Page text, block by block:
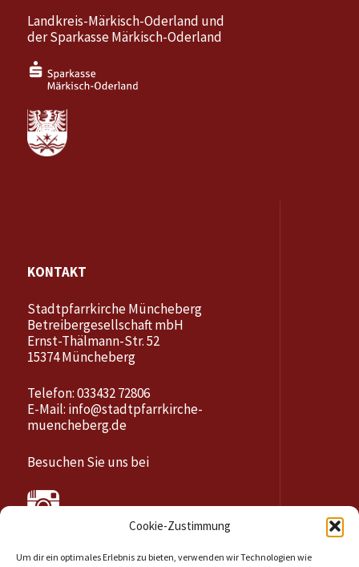
Cookie-Zustimmung
Um dir ein optimales Erlebnis zu bieten, verwenden wir Technologien wie
Landkreis-Märkisch-Oderland und
der Sparkasse Märkisch-Oderland
KONTAKT
Stadtpfarrkirche Müncheberg
Betreibergesellschaft mbH
Ernst-Thälmann-Str. 52
15374 Müncheberg
Telefon: 033432 72806
E-Mail: info@stadtpfarrkirche-
muencheberg.de
Besuchen Sie uns bei